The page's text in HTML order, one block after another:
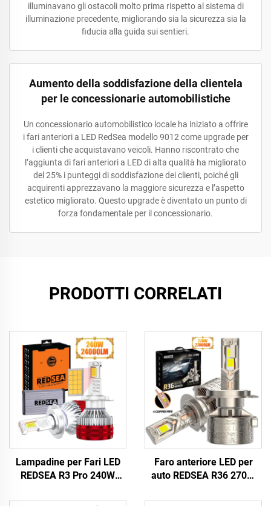
illuminavano gli ostacoli molto prima rispetto al sistema di
illuminazione precedente, migliorando sia la sicurezza sia la
fiducia alla guida sui sentieri.
Aumento della soddisfazione della clientela
per le concessionarie automobilistiche
Un concessionario automobilistico locale ha iniziato a offrire
i fari anteriori a LED RedSea modello 9012 come upgrade per
i clienti che acquistavano veicoli. Hanno riscontrato che
l’aggiunta di fari anteriori a LED di alta qualità ha migliorato
del 25% i punteggi di soddisfazione dei clienti, poiché gli
acquirenti apprezzavano la maggiore sicurezza e l’aspetto
estetico migliorato. Questo upgrade è diventato un punto di
forza fondamentale per il concessionario.
PRODOTTI CORRELATI
Lampadine per Fari LED
REDSEA R3 Pro 240W
Faro anteriore LED per
auto REDSEA R36 270W